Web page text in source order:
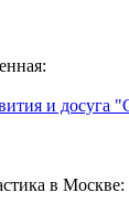
и досуга
в Москве: